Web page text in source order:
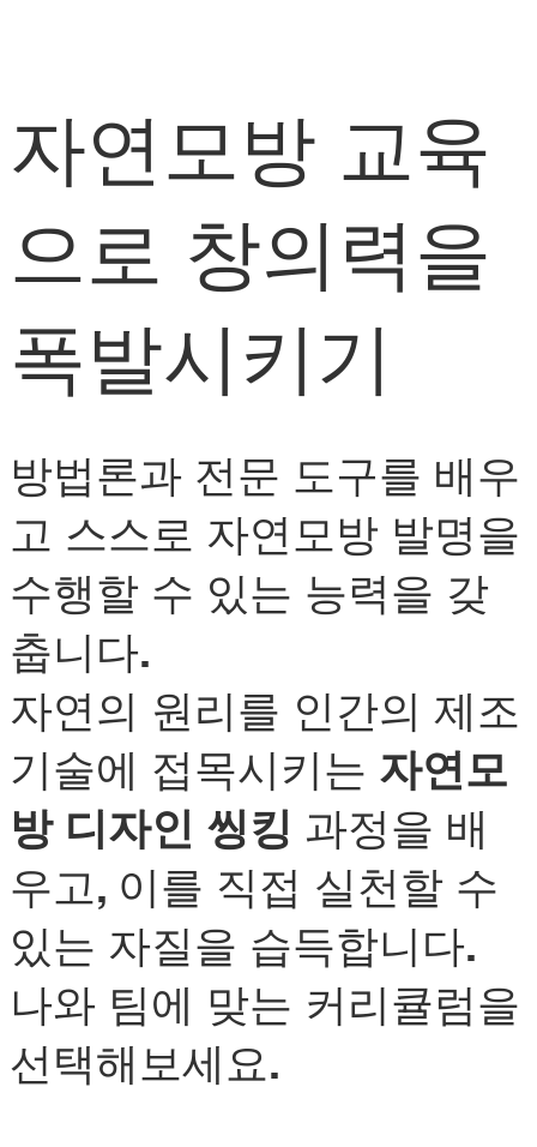
자연모방 교육
으로 창의력을
폭발시키기
방법론과 전문 도구를 배우
고 스스로 자연모방 발명을
수행할 수 있는 능력을 갖
춥니다.
자연의 원리를 인간의 제조
기술에 접목시키는 자연모
방 디자인 씽킹 과정을 배
우고, 이를 직접 실천할 수
있는 자질을 습득합니다.
나와 팀에 맞는 커리큘럼을
선택해보세요.